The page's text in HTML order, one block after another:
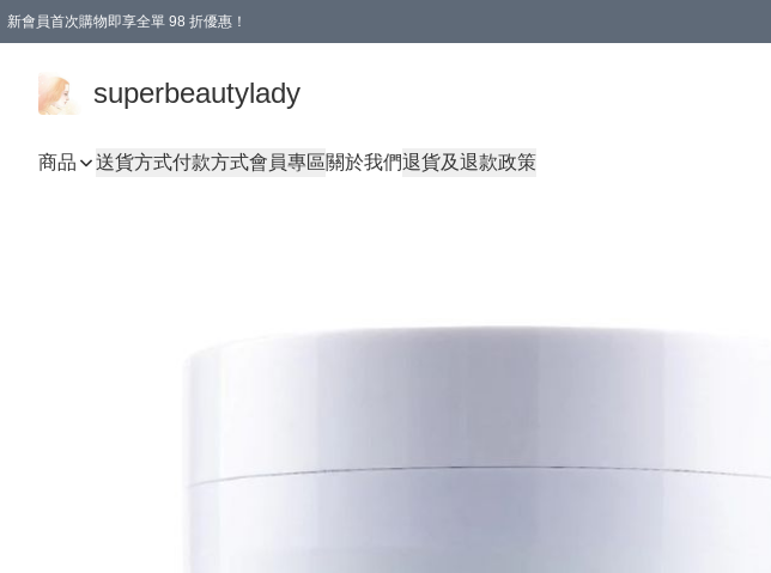
新會員首次購物即享全單 98 折優惠！
superbeautylady
商品 送貨方式付款方式會員專區關於我們退貨及退款政策